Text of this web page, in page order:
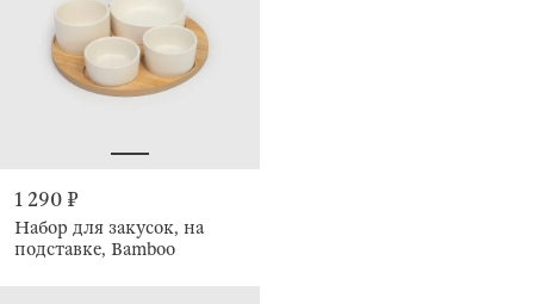
1 290 ₽
Набор для закусок, на
подставке, Bamboo